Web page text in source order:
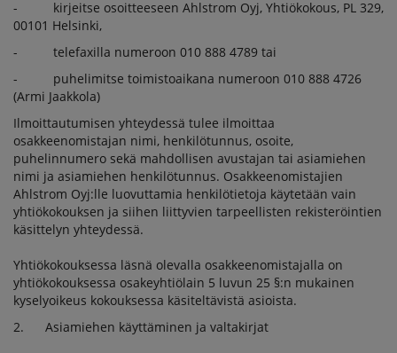
- kirjeitse osoitteeseen Ahlstrom Oyj, Yhtiökokous, PL 329,
00101 Helsinki,
- telefaxilla numeroon 010 888 4789 tai
- puhelimitse toimistoaikana numeroon 010 888 4726
(Armi Jaakkola)
Ilmoittautumisen yhteydessä tulee ilmoittaa
osakkeenomistajan nimi, henkilötunnus, osoite,
puhelinnumero sekä mahdollisen avustajan tai asiamiehen
nimi ja asiamiehen henkilötunnus. Osakkeenomistajien
Ahlstrom Oyj:lle luovuttamia henkilötietoja käytetään vain
yhtiökokouksen ja siihen liittyvien tarpeellisten rekisteröintien
käsittelyn yhteydessä.
Yhtiökokouksessa läsnä olevalla osakkeenomistajalla on
yhtiökokouksessa osakeyhtiölain 5 luvun 25 §:n mukainen
kyselyoikeus kokouksessa käsiteltävistä asioista.
2. Asiamiehen käyttäminen ja valtakirjat